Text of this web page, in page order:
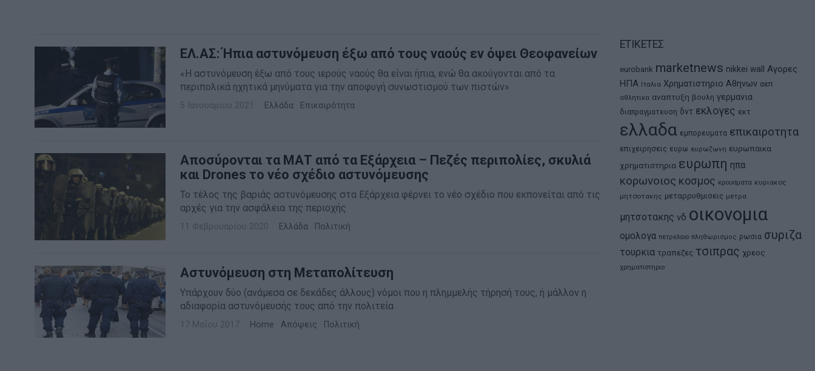
ΕΛ.ΑΣ: Ήπια αστυνόμευση έξω από τους ναούς εν όψει Θεοφανείων
«Η αστυνόμευση έξω από τους ιερούς ναούς θα είναι ήπια, ενώ θα ακούγονται από τα
περιπολικά ηχητικά μηνύματα για την αποφυγή συνωστισμού των πιστών»
5 Ιανουαρίου 2021 Ελλάδα Επικαιρότητα
Αποσύρονται τα ΜΑΤ από τα Εξάρχεια – Πεζές περιπολίες, σκυλιά
και Drones το νέο σχέδιο αστυνόμευσης
Το τέλος της βαριάς αστυνόμευσης στα Εξάρχεια φέρνει το νέο σχέδιο που εκπονείται από τις
αρχές για την ασφάλεια της περιοχής
11 Φεβρουαρίου 2020 Ελλάδα Πολιτική
Αστυνόμευση στη Μεταπολίτευση
Υπάρχουν δύο (ανάμεσα σε δεκάδες άλλους) νόμοι που η πλημμελής τήρησή τους, ή μάλλον η
αδιαφορία αστυνόμευσής τους από την πολιτεία
17 Μαΐου 2017 Home Απόψεις Πολιτική
ΕΤΙΚΕΤΕΣ
eurobank marketnews nikkei wall
Αγορες
ΗΠΑ Ιταλια Χρηματιστηριο Αθηνων αεπ
αθλητικα αναπτυξη βουλη γερμανια
διαπραγματευση δντ εκλογες εκτ
ελλαδα εμπορευματα επικαιροτητα
επιχειρησεις ευρω ευρωζωνη ευρωπαικα
χρηματιστηρια ευρωπη ηπα
κορωνοιος κοσμος κρουσματα κυριακος
μητσοτακης μεταρρυθμισεις μετρα
μητσοτακης νδ οικονομια
ομολογα πετρελαιο πληθωρισμος ρωσια συριζα
τουρκια τραπεζες τσιπρας χρεος
χρηματιστηριο